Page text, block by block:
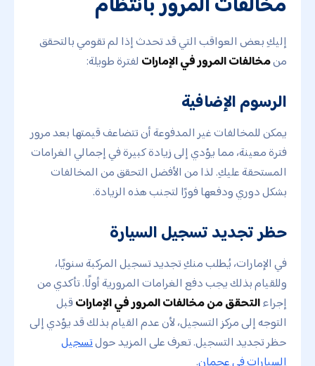
إليكِ بعض العواقب التي قد تحدث إذا لم تقومي بالتحقق
منمخالفات المرور في الإمارات لفترة طويلة:
الرسوم الإضافية
يمكن للمخالفات غير المدفوعة أن تتضاعف قيمتها بعد مرور
فترة معينة، مما يؤدي إلى زيادة كبيرة في إجمالي الغرامات
المستحقة عليكِ. لذا من الأفضل التحقق من المخالفات
بشكل دوري ودفعها فورًا لتجنب هذه الزيادة.
حظر تجديد تسجيل السيارة
في الإمارات، يُطلب منكِ تجديد تسجيل المركبة سنويًا،
وللقيام بذلك يجب دفع الغرامات المرورية أولًا. تأكدي من
إجراءالتحقق من مخالفات المرور في الإماراتقبل
التوجه إلى مركز التسجيل، لأن عدم القيام بذلك قد يؤدي إلى
حظر تجديد التسجيل. تعرف على المزيد حولتسجيل
السيارات في عجمان.